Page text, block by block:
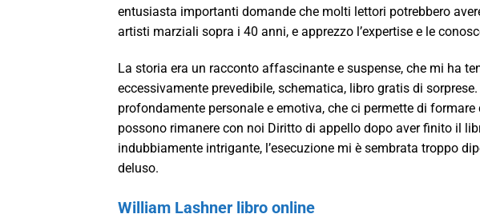
entusiasta importanti domande che molti lettori potrebbero
artisti marziali sopra i 40 anni, e apprezzo l’expertise e le
La storia era un racconto affascinante e suspense, che mi ha
eccessivamente prevedibile, schematica, libro gratis di sorprese.
profondamente personale e emotiva, che ci permette di
possono rimanere con noi Diritto di appello dopo aver finito il
indubbiamente intrigante, l’esecuzione mi è sembrata troppo
deluso.
William Lashner libro online